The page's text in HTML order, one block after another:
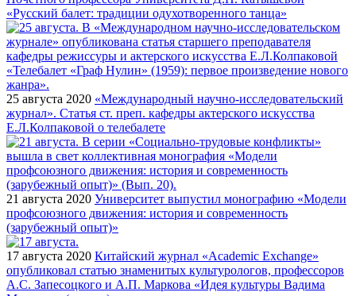
«Русский балет: традиции одухотворенного танца»
25 августа 2020 «Международный научно-исследовательский
журнал». Статья ст. преп. кафедры актерского искусства
Е.Л.Колпаковой о телебалете
21 августа 2020 Университет выпустил монографию «Модели
профсоюзного движения: история и современность
(зарубежный опыт)»
17 августа 2020 Китайский журнал «Academic Exchange»
опубликовал статью знаменитых культурологов, профессоров
А.С. Запесоцкого и А.П. Маркова «Идея культуры Вадима